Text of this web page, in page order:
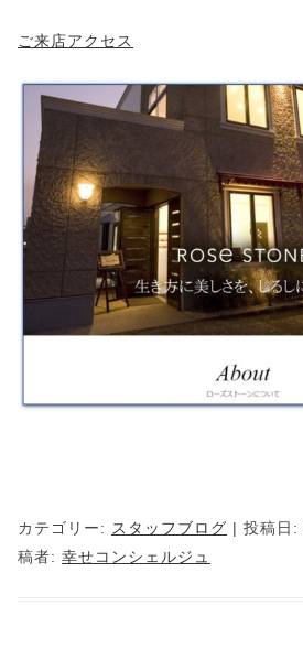
ご来店アクセス
カテゴリー: スタッフブログ | 投稿日:
稿者: 幸せコンシェルジュ